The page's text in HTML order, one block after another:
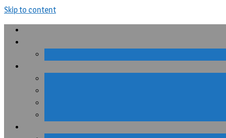
Skip to content